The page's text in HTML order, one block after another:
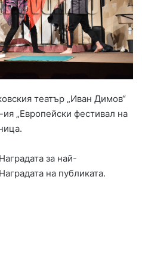
театър „Иван Димов“
„Европейски фестивал на
за най-
на публиката.